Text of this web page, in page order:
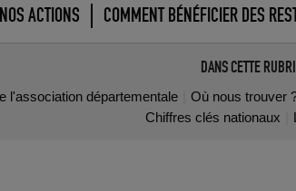
NOS ACTIONS COMMENT BÉNÉFICIER DES
DANS CETTE
l'association départementale Où nous trouver
Chiffres clés nationaux